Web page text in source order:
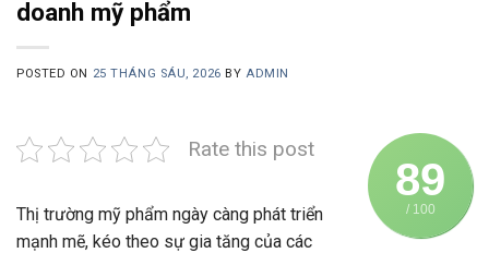
doanh mỹ phẩm
POSTED ON 25 THÁNG SÁU, 2026 BY ADMIN
89
/ 100
Rate this post
Thị trường mỹ phẩm ngày càng phát triển
mạnh mẽ, kéo theo sự gia tăng của các